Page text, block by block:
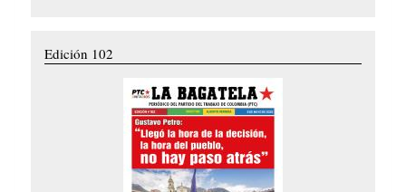
Edición 102